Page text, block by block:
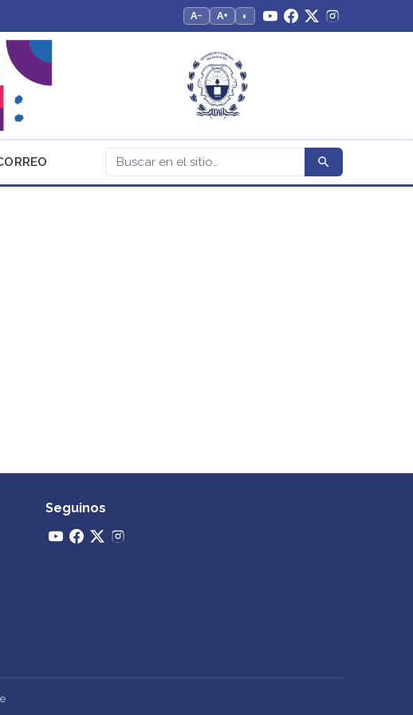
A− A+ ◐
Seguinos